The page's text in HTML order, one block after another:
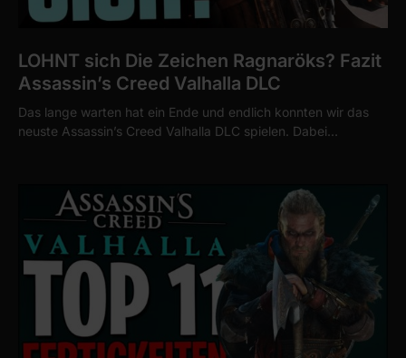
LOHNT sich Die Zeichen Ragnaröks? Fazit
Assassin’s Creed Valhalla DLC
Das lange warten hat ein Ende und endlich konnten wir das
neuste Assassin’s Creed Valhalla DLC spielen. Dabei…